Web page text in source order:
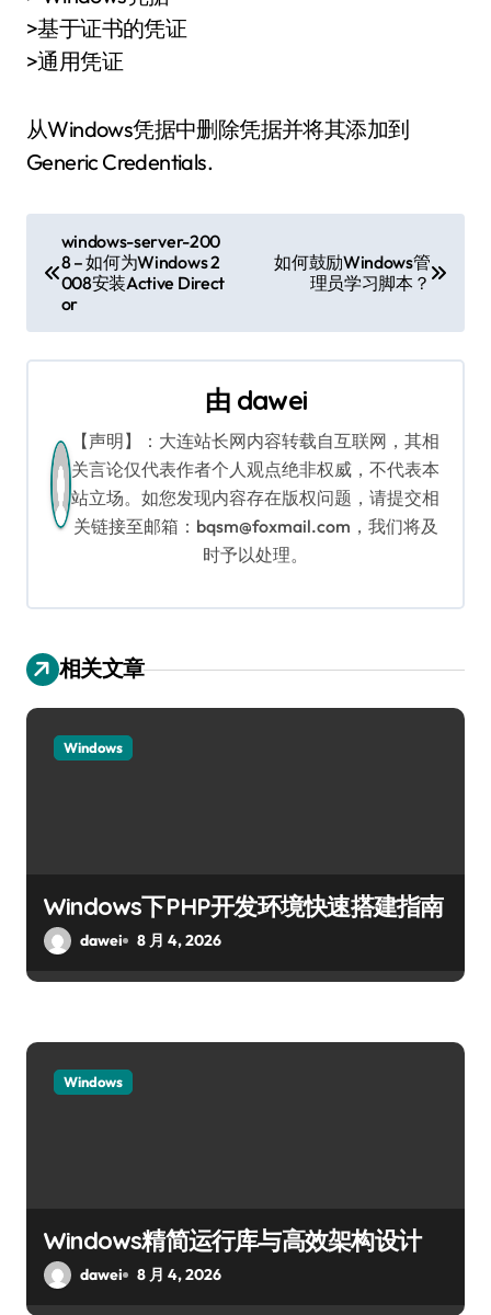
>基于证书的凭证
>通用凭证
从Windows凭据中删除凭据并将其添加到
Generic Credentials.
章
导
航
windows-server-200
8 – 如何为Windows 2
008安装Active Direct
or
如何鼓励Windows管
理员学习脚本？
由 dawei
【声明】：大连站长网内容转载自互联网，其相
关言论仅代表作者个人观点绝非权威，不代表本
站立场。如您发现内容存在版权问题，请提交相
关链接至邮箱：bqsm@foxmail.com，我们将及
时予以处理。
相关文章
Windows
Windows下PHP开发环境快速搭建指南
dawei 8 月 4, 2026
Windows
Windows精简运行库与高效架构设计
dawei 8 月 4, 2026